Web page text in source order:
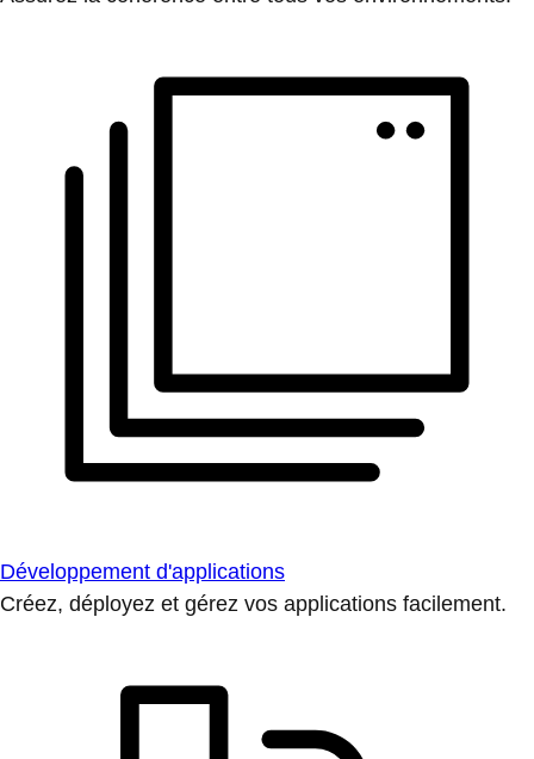
Développement d'applications
Créez, déployez et gérez vos applications facilement.